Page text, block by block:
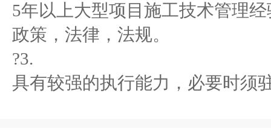
5年以上大型项目施工技术管理
政策，法律，法规。
?3.
具有较强的执行能力，必要时须